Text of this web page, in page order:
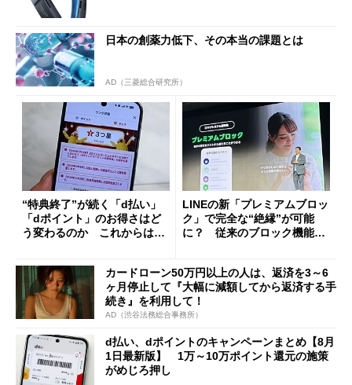
日本の創薬力低下、その本当の課題とは
AD（三菱総合研究所）
“特典終了”が続く「d払い」
「dポイント」のお得さはど
う変わるのか これからは
LINEの新「プレミアムブロッ
ク」で完全な“絶縁”が可能
に？ 従来のブロック機能と
カードローン50万円以上の人は、返済を3～6
ヶ月停止して『大幅に減額してから返済する手
続き』を利用して！
AD（渋谷法務総合事務所）
d払い、dポイントのキャンペーンまとめ【8月
1日最新版】 1万～10万ポイント還元の施策
がめじろ押し